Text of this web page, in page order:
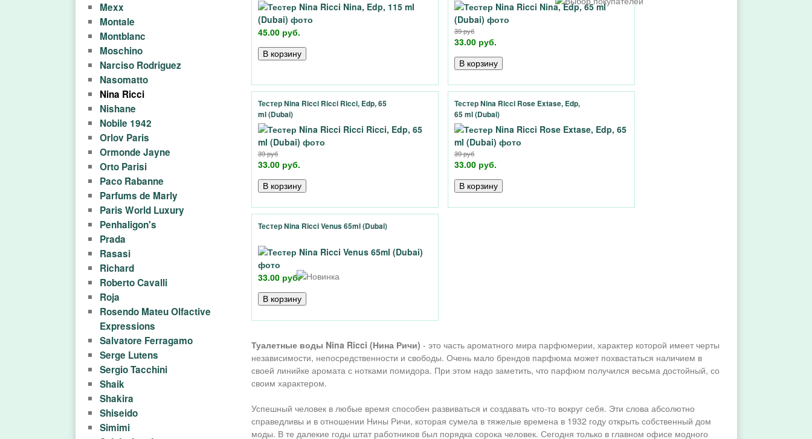
45.00 руб. 39 руб
33.00 руб.
Тестер Nina Ricci Ricci Ricci, Edp, 65
ml (Dubai)
39 руб
33.00 руб.
Тестер Nina Ricci Rose Extase, Edp,
65 ml (Dubai)
39 руб
33.00 руб.
Тестер Nina Ricci Venus 65ml (Dubai)
33.00 руб.
Туалетные воды Nina Ricci (Нина Ричи) - это часть ароматного мира парфюмерии, характер которой имеет черты
независимости, непосредственности и свободы. Очень мало брендов парфюма может похвастаться наличием в
своей линийке аромата с нотками помидора. При этом надо заметить, что парфюм получился весьма достойный, со
своим характером.
Успешный человек в любые время способен развиваться и создавать что-то вокруг себя. Эти слова абсолютно
справедливы и в отношении Нины Ричи, которая сумела в тяжелые времена в 1932 году открыть собственный дом
моды. В те далекие годы штат работников был порядка сорока человек. Сегодня только в главном офисе модного
Mexx
Montale
Montblanc
Moschino
Narciso Rodriguez
Nasomatto
Nina Ricci
Nishane
Nobile 1942
Orlov Paris
Ormonde Jayne
Orto Parisi
Paco Rabanne
Parfums de Marly
Paris World Luxury
Penhaligon's
Prada
Rasasi
Richard
Roberto Cavalli
Roja
Rosendo Mateu Olfactive
Expressions
Salvatore Ferragamo
Serge Lutens
Sergio Tacchini
Shaik
Shakira
Shiseido
Simimi